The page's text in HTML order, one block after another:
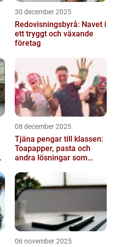
30 december 2025
Redovisningsbyrå: Navet i
ett tryggt och växande
företag
08 december 2025
Tjäna pengar till klassen:
Toapapper, pasta och
andra lösningar som
06 november 2025